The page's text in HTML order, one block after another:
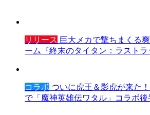
リリース 巨大メカで撃ちまくる
ーム『終末のタイタン：ラストラ
コラボ ついに虎王＆影虎が来た
で「魔神英雄伝ワタル」コラボ後